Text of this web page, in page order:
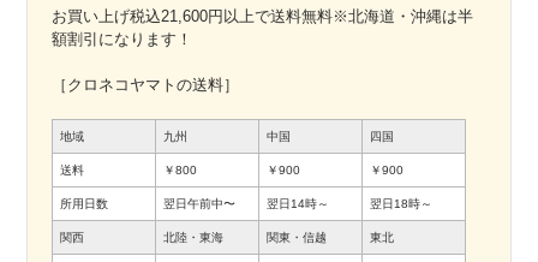
お買い上げ税込21,600円以上で送料無料※北海道・沖縄は半
額割引になります！
［クロネコヤマトの送料］
地域 九州 中国 四国
送料 ￥800 ￥900 ￥900
所用日数 翌日午前中〜 翌日14時～ 翌日18時～
関西 北陸・東海 関東・信越 東北